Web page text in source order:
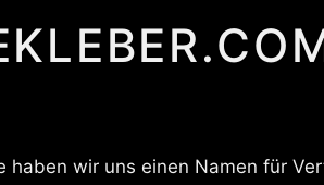
haben wir uns einen Namen für